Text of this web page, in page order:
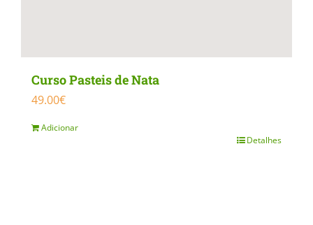
Curso Pasteis de Nata
49.00€
Adicionar
Detalhes